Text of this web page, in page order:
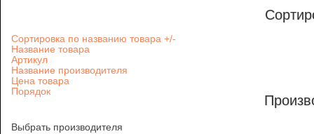
Сортировка по названию товара +/-
Название товара
Артикул
Название производителя
Цена товара
Порядок
Выбрать производителя